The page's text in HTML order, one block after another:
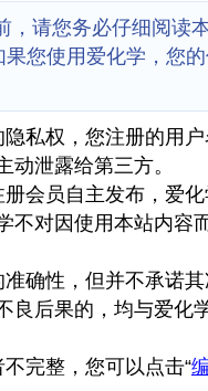
，请您务必仔细阅读
您使用爱化学，您
私权，您注册的用
泄露给第三方。
会员自主发布，爱
不对因使用本站内容
确性，但并不承诺
良后果的，均与爱化
完整，您可以点击“